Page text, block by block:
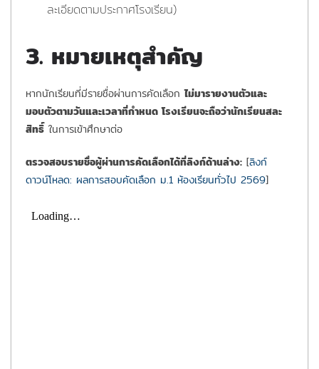
ละเอียดตามประกาศโรงเรียน)
3. หมายเหตุสำคัญ
หากนักเรียนที่มีรายชื่อผ่านการคัดเลือกไม่มารายงานตัวและ
มอบตัวตามวันและเวลาที่กำหนด โรงเรียนจะถือว่านักเรียนสละ
สิทธิ์ ในการเข้าศึกษาต่อ
ตรวจสอบรายชื่อผู้ผ่านการคัดเลือกได้ที่ลิงก์ด้านล่าง: [ลิงก์
ดาวน์โหลด: ผลการสอบคัดเลือก ม.1 ห้องเรียนทั่วไป 2569]